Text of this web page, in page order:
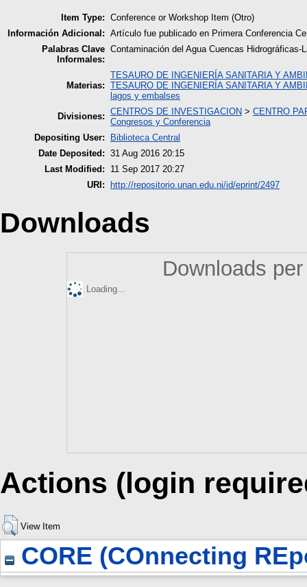
Item Type: Conference or Workshop Item (Otro)
Información Adicional: Artículo fue publicado en Primera Conferencia
Palabras Clave
Informales:
Contaminación del Agua Cuencas Hidrográficas-
Materias:
TESAURO DE INGENIERÍA SANITARIA Y
TESAURO DE INGENIERÍA SANITARIA Y
lagos y embalses
Divisiones: CENTROS DE INVESTIGACION > CENTRO
Congresos y Conferencia
Depositing User:
Biblioteca Central
Date Deposited: 31 Aug 2016 20:15
Last Modified:
11 Sep 2017 20:27
URI:
http://repositorio.unan.edu.ni/id/eprint/2497
Downloads
Downloads
Loading...
Actions (login
View Item
CORE (COnnecting